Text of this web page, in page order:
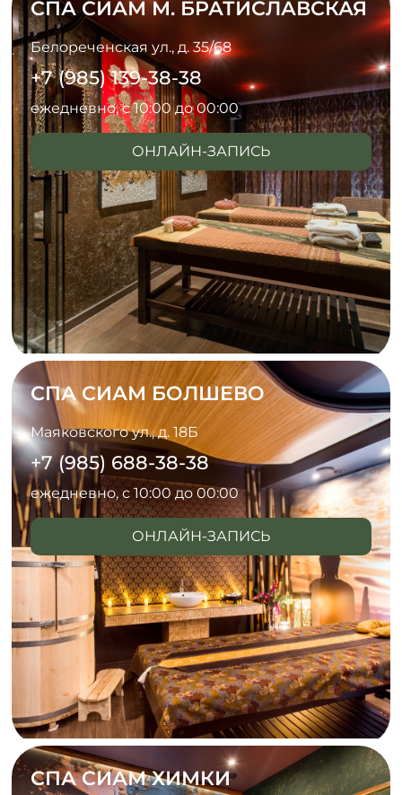
СПА СИАМ М. БРАТИСЛАВСКАЯ
Белореченская ул., д. 35/68
+7 (985) 139-38-38
ежедневно, с 10:00 до 00:00
ОНЛАЙН-ЗАПИСЬ
СПА СИАМ БОЛШЕВО
Маяковского ул., д. 18Б
+7 (985) 688-38-38
ежедневно, с 10:00 до 00:00
ОНЛАЙН-ЗАПИСЬ
СПА СИАМ ХИМКИ